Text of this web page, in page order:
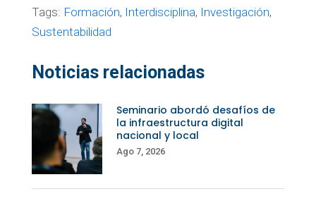
Tags: Formación, Interdisciplina, Investigación,
Sustentabilidad
Noticias relacionadas
Seminario abordó desafíos de
la infraestructura digital
nacional y local
Ago 7, 2026